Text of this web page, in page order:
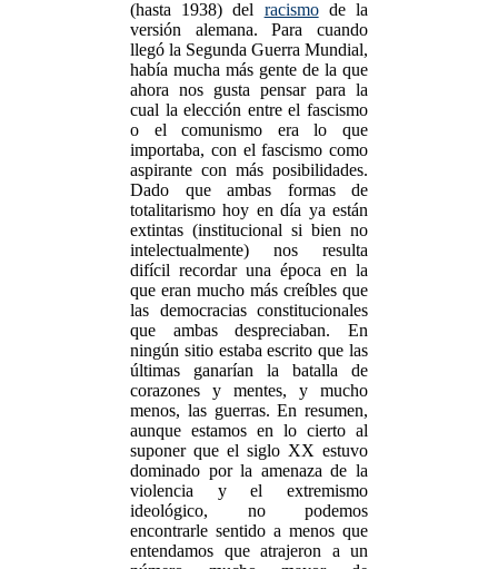
(hasta 1938) del racismode la
versión alemana. Para cuando
llegó la Segunda Guerra Mundial,
había mucha más gente de la que
ahora nos gusta pensar para la
cual la elección entre el fascismo
o el comunismo era lo que
importaba, con el fascismo como
aspirante con más posibilidades.
Dado que ambas formas de
totalitarismo hoy en día ya están
extintas (institucional si bien no
intelectualmente) nos resulta
difícil recordar una época en la
que eran mucho más creíbles que
las democracias constitucionales
que ambas despreciaban. En
ningún sitio estaba escrito que las
últimas ganarían la batalla de
corazones y mentes, y mucho
menos, las guerras. En resumen,
aunque estamos en lo cierto al
suponer que el siglo XX estuvo
dominado por la amenaza de la
violencia y el extremismo
ideológico, no podemos
encontrarle sentido a menos que
entendamos que atrajeron a un